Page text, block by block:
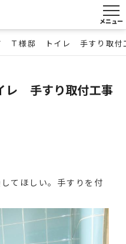
メニュー
Ｔ様邸 トイレ 手すり取付
手すり取付工事
てほしい。手すりを付